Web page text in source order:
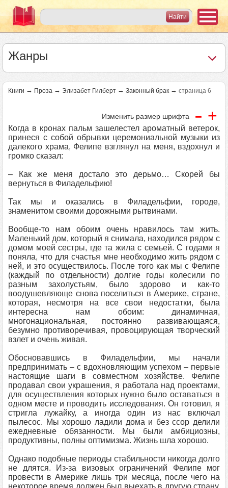
Жанры
Книги → Проза → Элизабет Гилберт → Законный брак → страница 6
Изменить размер шрифта - +
Когда в кронах пальм зашелестел ароматный ветерок,
принеся с собой обрывки церемониальной музыки из
далекого храма, Фелипе взглянул на меня, вздохнул и
громко сказал:
– Как же меня достало это дерьмо… Скорей бы
вернуться в Филадельфию!
Так мы и оказались в Филадельфии, городе,
знаменитом своими дорожными рытвинами.
Вообще-то нам обоим очень нравилось там жить.
Маленький дом, который я снимала, находился рядом с
домом моей сестры, где та жила с семьей. С годами я
поняла, что для счастья мне необходимо жить рядом с
ней, и это осуществилось. После того как мы с Фелипе
(каждый по отдельности) долгие годы колесили по
разным захолустьям, было здорово и как-то
воодушевляюще снова поселиться в Америке, стране,
которая, несмотря на все свои недостатки, была
интересна нам обоим: динамичная,
многонациональная, постоянно развивающаяся,
безумно противоречивая, провоцирующая творческий
взлет и очень живая.
Обосновавшись в Филадельфии, мы начали
предпринимать – с вдохновляющим успехом – первые
настоящие шаги в совместном хозяйстве. Фелипе
продавал свои украшения, я работала над проектами,
для осуществления которых нужно было оставаться в
одном месте и проводить исследования. Он готовил, я
стригла лужайку, а иногда один из нас включал
пылесос. Мы хорошо ладили дома и без ссор делили
ежедневные обязанности. Мы были амбициозны,
продуктивны, полны оптимизма. Жизнь шла хорошо.
Однако подобные периоды стабильности никогда долго
не длятся. Из-за визовых ограничений Фелипе мог
провести в Америке лишь три месяца, после чего на
некоторое время должен был выехать в другую страну.